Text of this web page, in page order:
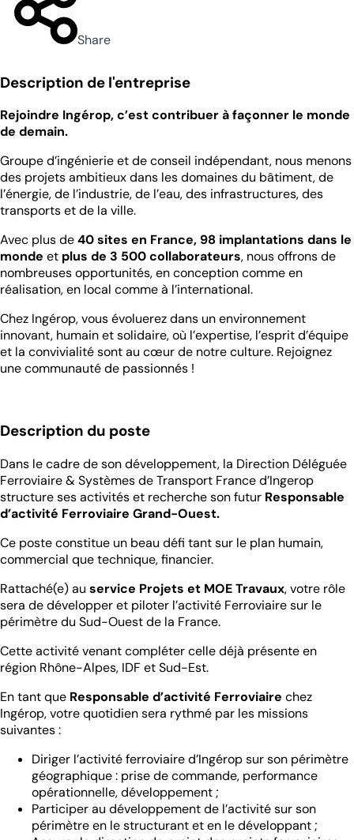
Share
Description de l'entreprise
Rejoindre Ingérop, c’est contribuer à façonner le monde
de demain.
Groupe d’ingénierie et de conseil indépendant, nous menons
des projets ambitieux dans les domaines du bâtiment, de
l’énergie, de l’industrie, de l’eau, des infrastructures, des
transports et de la ville.
Avec plus de40 sites en France, 98 implantations dans le
monde et plus de 3 500 collaborateurs, nous offrons de
nombreuses opportunités, en conception comme en
réalisation, en local comme à l’international.
Chez Ingérop, vous évoluerez dans un environnement
innovant, humain et solidaire, où l’expertise, l’esprit d’équipe
et la convivialité sont au cœur de notre culture. Rejoignez
une communauté de passionnés !
Description du poste
Dans le cadre de son développement, la Direction Déléguée
Ferroviaire & Systèmes de Transport France d’Ingerop
structure ses activités et recherche son futur Responsable
d’activité Ferroviaire Grand-Ouest.
Ce poste constitue un beau défi tant sur le plan humain,
commercial que technique, financier.
Rattaché(e) au service Projets et MOE Travaux, votre rôle
sera de développer et piloter l’activité Ferroviaire sur le
périmètre du Sud-Ouest de la France.
Cette activité venant compléter celle déjà présente en
région Rhône-Alpes, IDF et Sud-Est.
En tant que Responsable d’activité Ferroviaire chez
Ingérop, votre quotidien sera rythmé par les missions
suivantes :
Diriger l’activité ferroviaire d’Ingérop sur son périmètre
géographique : prise de commande, performance
opérationnelle, développement ;
Participer au développement de l’activité sur son
périmètre en le structurant et en le développant ;